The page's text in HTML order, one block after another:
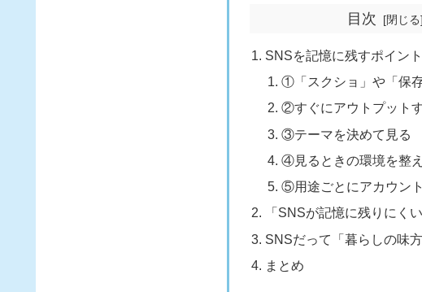
目次
SNSを記憶に残すポイン
①「スクショ」や「保
②すぐにアウトプット
③テーマを決めて見る
④見るときの環境を整
⑤用途ごとにアカウン
「SNSが記憶に残りにく
SNSだって「暮らしの味
まとめ